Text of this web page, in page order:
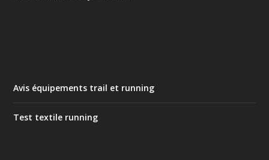
Avis équipements trail et running
Test textile running